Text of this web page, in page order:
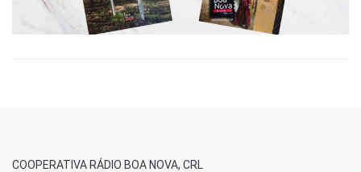
COOPERATIVA RÁDIO BOA NOVA, CRL